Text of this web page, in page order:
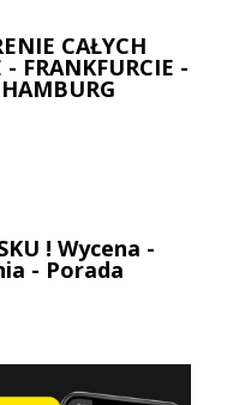
CAŁYCH
FRANKFURCIE -
! Wycena -
- Porada